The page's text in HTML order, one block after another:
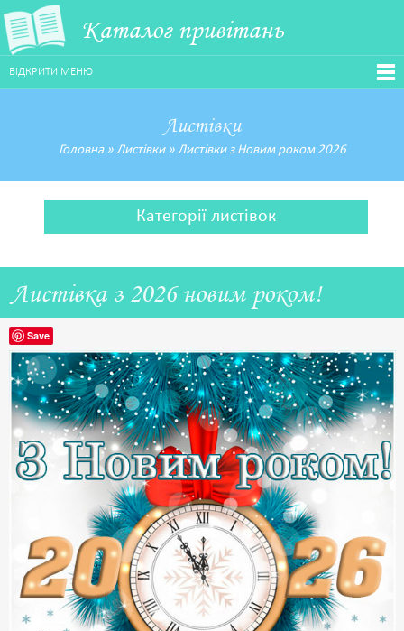
Каталог привітань
ВІДКРИТИ МЕНЮ
Листівки
Головна» Листівки» Листівки з Новим роком 2026
Категорії листівок
Листівка з 2026 новим роком!
Save